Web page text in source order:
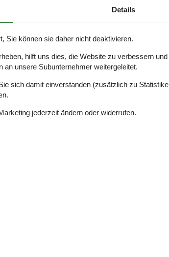
sowie Geschirrspüler.
Mindestens 4 deutsche
Nichtbeachtung dieses Verbots wird
Details
Sie können sie daher nicht deaktivieren.
hilft uns dies, die Website zu verbessern und
unsere Subunternehmer weitergeleitet.
sich damit einverstanden (zusätzlich zu
jederzeit ändern oder widerrufen.